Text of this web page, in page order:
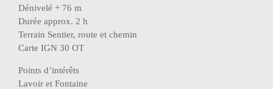
Dénivelé + 76 m
Durée approx. 2 h
Terrain Sentier, route et chemin
Carte IGN 30 OT
Points d’intérêts
Lavoir et Fontaine